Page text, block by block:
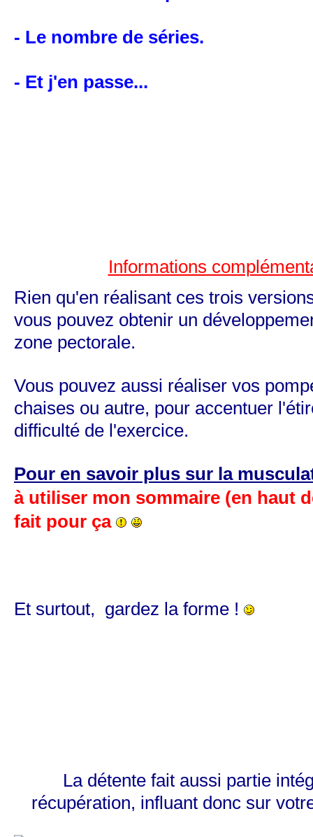
- Le nombre de séries.
- Et j'en passe...
Informations
Rien qu'en réalisant ces trois
vous pouvez obtenir un
zone pectorale.
Vous pouvez aussi réaliser vos
chaises ou autre, pour accentuer
difficulté de l'exercice.
Pour en savoir plus sur la
à utiliser mon sommaire (en haut
fait pour ça
Et surtout, gardez la forme !
La détente fait aussi partie
récupération, influant donc sur